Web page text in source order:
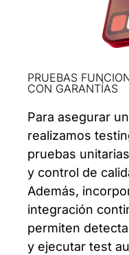
PRUEBAS
CON GARANTÍAS
Para asegurar
realizamos
pruebas
y control de
Además,
integración
permiten
y ejecutar test